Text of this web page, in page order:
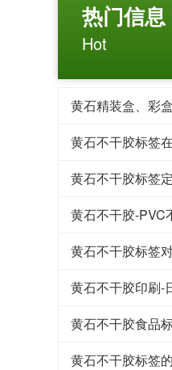
热门信息
Hot
黄石不干胶标签
黄石不干胶-PVC
黄石不干胶标签
黄石不干胶印刷-
黄石不干胶食品